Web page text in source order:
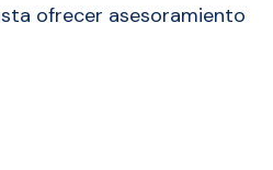
ofrecer asesoramiento